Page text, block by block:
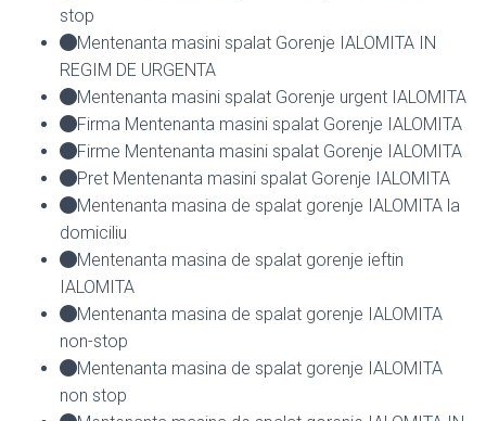
stop
Mentenanta masini spalat Gorenje IALOMITA IN
REGIM DE URGENTA
Mentenanta masini spalat Gorenje urgent IALOMITA
Firma Mentenanta masini spalat Gorenje IALOMITA
Firme Mentenanta masini spalat Gorenje IALOMITA
Pret Mentenanta masini spalat Gorenje IALOMITA
Mentenanta masina de spalat gorenje IALOMITA la
domiciliu
Mentenanta masina de spalat gorenje ieftin
IALOMITA
Mentenanta masina de spalat gorenje IALOMITA
non-stop
Mentenanta masina de spalat gorenje IALOMITA
non stop